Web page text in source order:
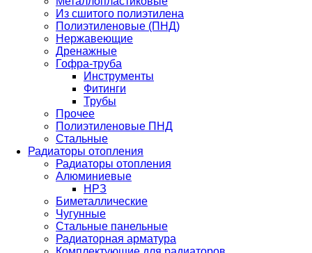
Из сшитого полиэтилена
Полиэтиленовые (ПНД)
Нержавеющие
Дренажные
Гофра-труба
Инструменты
Фитинги
Трубы
Прочее
Полиэтиленовые ПНД
Стальные
Радиаторы отопления
Радиаторы отопления
Алюминиевые
НРЗ
Биметаллические
Чугунные
Стальные панельные
Радиаторная арматура